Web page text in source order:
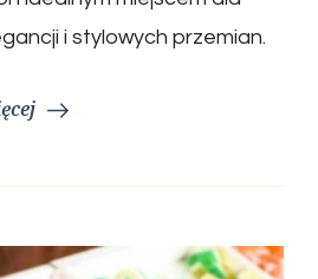
i stylowych przemian.